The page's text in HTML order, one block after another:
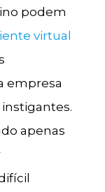
podem
virtual
empresa
apenas